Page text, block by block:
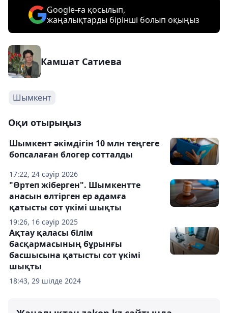
Google-ға қосылып,
жаңалықтарды бірінші болып оқыңыз
Камшат Сатиева
Шымкент
Оқи отырыңыз
17:22, 24 сәуір 2026
Шымкент әкімдігін 10 млн теңгеге
бопсалаған блогер сотталды
19:26, 16 сәуір 2025
"Өртеп жіберген". Шымкентте
анасын өлтірген ер адамға
қатысты сот үкімі шықты
18:43, 29 шілде 2024
Ақтау қаласы білім
басқармасының бұрынғы
басшысына қатысты сот үкімі
шықты